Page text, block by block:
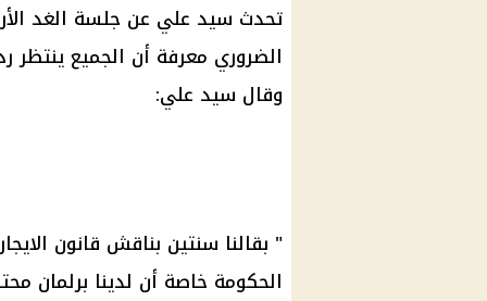
تحدث سيد علي عن جلسة الغد
الضروري معرفة أن الجميع
وقال سيد علي:
" بقالنا سنتين بناقش قانون
الحكومة خاصة أن لدينا برلمان